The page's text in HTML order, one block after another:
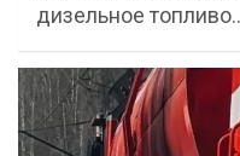
дизельное